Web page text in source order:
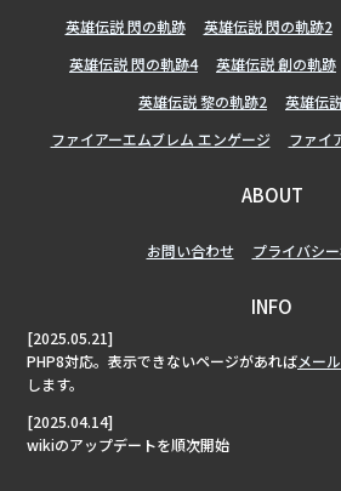
英雄伝説 閃の軌跡
英雄伝説 閃の軌跡2
英雄伝説 閃の軌跡4
英雄伝説 創の軌跡
英雄伝説 黎の軌跡2
英雄伝
ファイアーエムブレム エンゲージ
ファイ
ABOUT
お問い合わせ プライバシ
INFO
[2025.05.21]
PHP8対応。表示できないページがあればメー
します。
[2025.04.14]
wikiのアップデートを順次開始